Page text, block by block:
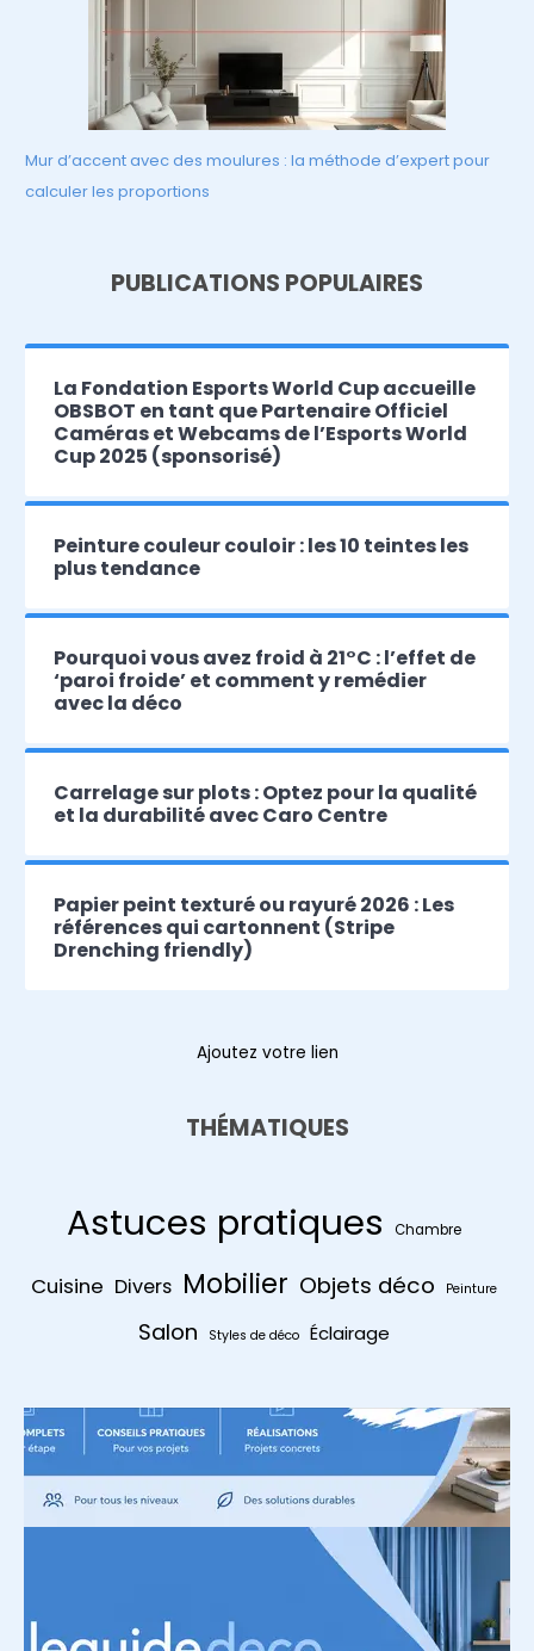
Mur d’accent avec des moulures : la méthode d’expert pour
calculer les proportions
PUBLICATIONS POPULAIRES
La Fondation Esports World Cup accueille
OBSBOT en tant que Partenaire Officiel
Caméras et Webcams de l’Esports World
Cup 2025 (sponsorisé)
Peinture couleur couloir : les 10 teintes les
plus tendance
Pourquoi vous avez froid à 21°C : l’effet de
‘paroi froide’ et comment y remédier
avec la déco
Carrelage sur plots : Optez pour la qualité
et la durabilité avec Caro Centre
Papier peint texturé ou rayuré 2026 : Les
références qui cartonnent (Stripe
Drenching friendly)
Ajoutez votre lien
THÉMATIQUES
Astuces pratiques Chambre
Cuisine Divers Mobilier Objets déco Peinture
Salon Styles de déco Éclairage